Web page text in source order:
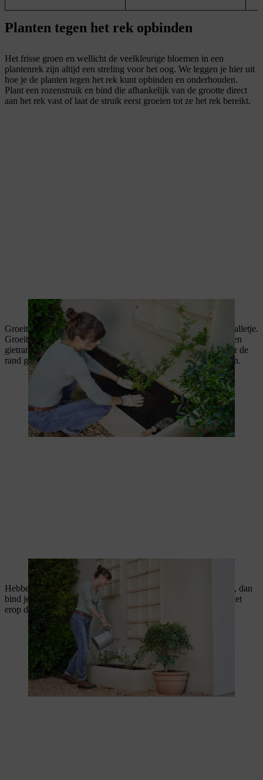
Planten tegen het rek opbinden
Het frisse groen en wellicht de veelkleurige bloemen in een
plantenrek zijn altijd een streling voor het oog. We leggen je hier uit
hoe je de planten tegen het rek kunt opbinden en onderhouden.
Plant een rozenstruik en bind die afhankelijk van de grootte direct
aan het rek vast of laat de struik eerst groeien tot ze het rek bereikt.
De rozenstruik wordt voor het rek geplant.
Groeit de plant in volle bodem, maak dan met aarde een gietwalletje.
Groeit de plant daarentegen in een kuip, dan volstaat het om een
gietrand te laten – dat betekent dat de kuip maar tot 2 cm onder de
rand gevuld moet worden. Nu kun je de rozenstruiken begieten.
Rozenstruiken krijgen best overvloedig water.
Hebben de scheuten gedurende enkele weken kunnen groeien, dan
bind je ze met kokostouw langs de voorzijde van het rek op. Let
erop dat er geen scheuten achter het rek groeien.